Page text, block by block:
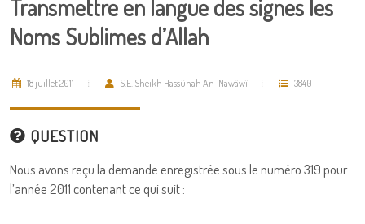
Transmettre en langue des signes les
Noms Sublimes d’Allah
18 juillet 2011 S.E. Sheikh Hassûnah An-Nawâwî 3840
QUESTION
Nous avons reçu la demande enregistrée sous le numéro 319 pour
l’année 2011 contenant ce qui suit :